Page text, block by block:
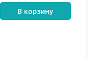
В корзину